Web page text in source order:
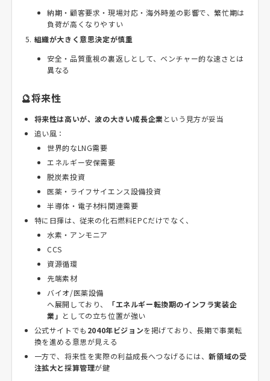
納期・顧客要求・現場対応・海外時差の影響で、繁忙期は
負荷が高くなりやすい
組織が大きく意思決定が慎重
安全・品質重視の裏返しとして、ベンチャー的な速さとは
異なる
🔮将来性
将来性は高いが、波の大きい成長企業 という見方が妥当
追い風：
世界的なLNG需要
エネルギー安保需要
脱炭素投資
医薬・ライフサイエンス設備投資
半導体・電子材料関連需要
特に日揮は、従来の化石燃料EPCだけでなく、
水素・アンモニア
CCS
資源循環
先端素材
バイオ/医薬設備
へ展開しており、
「エネルギー転換期のインフラ実装企
業」 としての立ち位置が強い
公式サイトでも 2040年ビジョンを掲げており、長期で事業転
換を進める意思が見える
一方で、将来性を実際の利益成長へつなげるには、新領域の受
注拡大と採算管理が鍵